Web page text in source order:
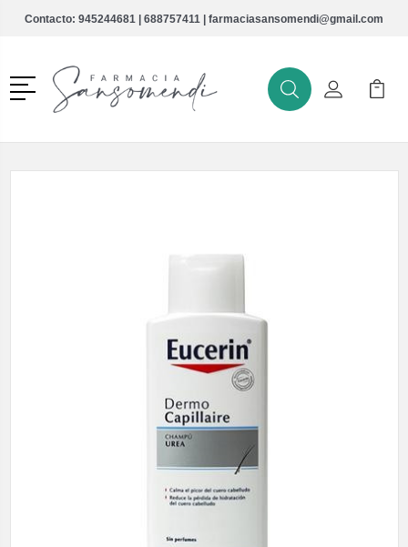
Contacto: 945244681 | 688757411 | farmaciasansomendi@gmail.com
Menú
BuscarMi Cuenta
Mi